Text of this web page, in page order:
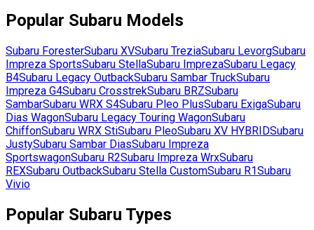
Popular Subaru Models
Subaru ForesterSubaru XVSubaru TreziaSubaru LevorgSubaru
Impreza SportsSubaru StellaSubaru ImprezaSubaru Legacy
B4Subaru Legacy OutbackSubaru Sambar TruckSubaru
Impreza G4Subaru CrosstrekSubaru BRZSubaru
SambarSubaru WRX S4Subaru Pleo PlusSubaru ExigaSubaru
Dias WagonSubaru Legacy Touring WagonSubaru
ChiffonSubaru WRX StiSubaru PleoSubaru XV HYBRIDSubaru
JustySubaru Sambar DiasSubaru Impreza
SportswagonSubaru R2Subaru Impreza WrxSubaru
REXSubaru OutbackSubaru Stella CustomSubaru R1Subaru
Vivio
Popular Subaru Types